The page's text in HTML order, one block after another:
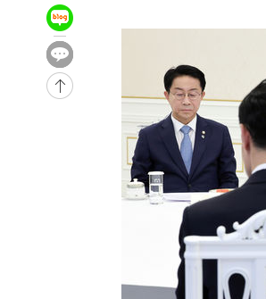
1시간 전 >
2시간 전 >
[속보]美중부 사령관, 이스라엘
2시간 전 >
美 국방부, 켄달 전 공군장관 보
론 누출”
2시간 전 >
‘축구의 신’ 아르헨티나 축구 선
“美 이란전 무기 소진…북한과 분